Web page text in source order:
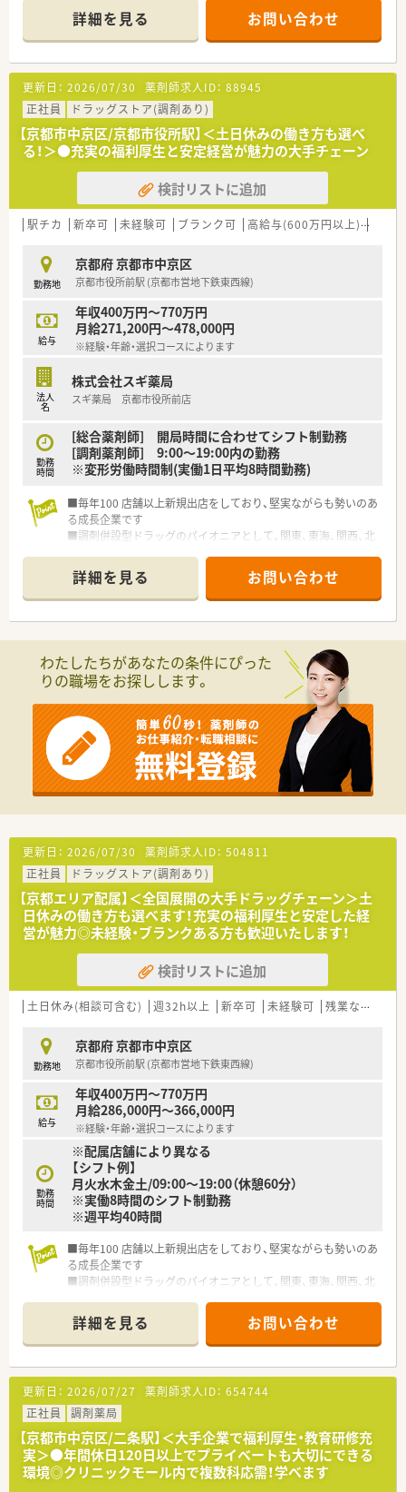
■研修制度は様々なプランがあり、集合研修だけでなく任意で受
講可能な研修も幅広く用意されています
■店舗で活躍する従業員、社外で活躍する従業員、将来経営幹部
となる従業員など、薬剤師として様々な活躍ができるフィールド
を用意されています
■総合薬剤師・調剤薬剤師（土日休み・19時までの勤務）どちらか
の働き方を選択できます
■調剤併設型だけでなく「医療モール・クリニック併設店舗」「敷
地内薬局」「訪問調剤特化型店舗」など様々な店舗を運営してい
ます
■在宅医療にも積極的取り組んでおり「訪問調剤特化型店舗」を
50店舗以上、無菌調剤室は業界最多の51店舗設置しています
■「プラチナくるみん認定企業」「健康経営優良法人2023（大規模
法人部門）認定」等を取得し一人ひとりが働きやすい環境が整備
■充実した研修制度、人事制度、評価制度、キャリア支援制度等
があるのも特徴です
詳細を見る お問い合わせ
更新日： 2026/07/30 薬剤師求人ID： 88945
正社員
ドラッグストア(調剤あり)
【京都市中京区/京都市役所駅】＜土日休みの働き方も選べ
る！＞●充実の福利厚生と安定経営が魅力の大手チェーン
検討リストに追加
駅チカ 新卒可 未経験可 ブランク可 高給与(600万円以上)
勤務地
京都府 京都市中京区
京都市役所前駅 (京都市営地下鉄東西線)
給与
年収400万円～770万円
月給271,200円～478,000円
※経験・年齢・選択コースによります
法人
名
株式会社スギ薬局
スギ薬局 京都市役所前店
勤務
時間
[総合薬剤師] 開局時間に合わせてシフト制勤務
[調剤薬剤師] 9:00～19:00内の勤務
※変形労働時間制(実働1日平均8時間勤務)
■毎年100 店舗以上新規出店をしており、堅実ながらも勢いのあ
る成長企業です
■調剤併設型ドラッグのパイオニアとして、関東、東海、関西、北
■研修制度は様々なプランがあり、集合研修だけでなく任意で受
講可能な研修も幅広く用意されています
■店舗で活躍する従業員、社外で活躍する従業員、将来経営幹部
となる従業員など、薬剤師として様々な活躍ができるフィールド
■総合薬剤師・調剤薬剤師（土日休み・19時までの勤務）どちらか
の働き方を選択できます
■調剤併設型だけでなく「医療モール・クリニック併設店舗」「敷
地内薬局」「訪問調剤特化型店舗」など様々な店舗を運営してい
ます
■在宅医療にも積極的取り組んでおり「訪問調剤特化型店舗」を
50店舗以上、無菌調剤室は業界最多の51店舗設置しています
■「プラチナくるみん認定企業」「健康経営優良法人2023（大規模
法人部門）認定」等を取得し一人ひとりが働きやすい環境が整備
されています
■充実した研修制度、人事制度、評価制度、キャリア支援制度等
詳細を見る お問い合わせ
わたしたちがあなたの条件にぴった
りの職場をお探しします。
更新日： 2026/07/30 薬剤師求人ID： 504811
正社員
ドラッグストア(調剤あり)
【京都エリア配属】＜全国展開の大手ドラッグチェーン＞土
日休みの働き方も選べます！充実の福利厚生と安定した経
営が魅力◎未経験・ブランクある方も歓迎いたします！
検討リストに追加
土日休み(相談可含む) 週32h以上 新卒可 未経験可 残業なし(ほぼなし含む)
勤務地
京都府 京都市中京区
京都市役所前駅 (京都市営地下鉄東西線)
給与
年収400万円～770万円
月給286,000円～366,000円
※経験・年齢・選択コースによります
勤務
時間
※配属店舗により異なる
【シフト例】
月火水木金土/09:00～19:00（休憩60分）
※実働8時間のシフト制勤務
※週平均40時間
■毎年100 店舗以上新規出店をしており、堅実ながらも勢いのあ
る成長企業です
■調剤併設型ドラッグのパイオニアとして、関東、東海、関西、北
■研修制度は様々なプランがあり、集合研修だけでなく任意で受
講可能な研修も幅広く用意されています
■店舗で活躍する従業員、社外で活躍する従業員、将来経営幹部
となる従業員など、薬剤師として様々な活躍ができるフィールド
を用意されています
■総合薬剤師・調剤薬剤師（土日休み・19時までの勤務）どちらか
の働き方を選択できます
■調剤併設型だけでなく「医療モール・クリニック併設店舗」「敷
地内薬局」「訪問調剤特化型店舗」など様々な店舗を運営してい
ます
■在宅医療にも積極的取り組んでおり「訪問調剤特化型店舗」を
詳細を見る お問い合わせ
更新日： 2026/07/27 薬剤師求人ID： 654744
正社員
調剤薬局
【京都市中京区/二条駅】＜大手企業で福利厚生・教育研修充
実＞●年間休日120日以上でプライベートも大切にできる
環境◎クリニックモール内で複数科応需！学べます